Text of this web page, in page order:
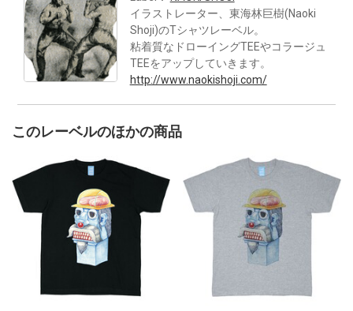
イラストレーター、東海林巨樹(Naoki
Shoji)のTシャツレーベル。
粘着質なドローイングTEEやコラージュ
TEEをアップしていきます。
http://www.naokishoji.com/
このレーベルのほかの商品